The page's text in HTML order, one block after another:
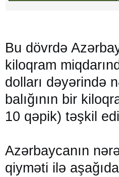
Bu dövrdə
kiloqram
dolları dəyərində
balığının bir
10 qəpik) təşkil
Azərbaycanın
qiyməti ilə